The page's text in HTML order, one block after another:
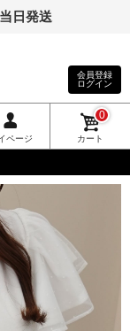
日発送
会員登録
ログイン
ページ カート
0